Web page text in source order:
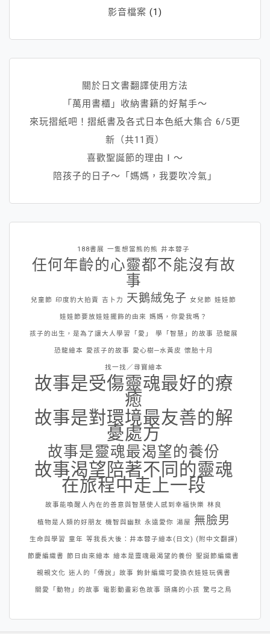
影音檔案 (1)
關於日文書翻譯使用方法
「萬用書櫃」收納書籍的好幫手～
來玩摺紙吧！摺紙書及各式日本色紙大集合 6/5更
新（共11頁）
喜歡聖誕節的理由Ⅰ～
陪孩子的日子～「媽媽，我要吹冷氣」
188書展 一隻想當熊的熊 井本蓉子
任何年齡的心靈都不能沒有故
事
兒童節 印度豹大拍賣 吉卜力 天鵝絨兔子 女兒節 娃娃節
娃娃節要放娃娃擺飾的由來 媽媽，你愛我嗎？
孩子的出生，是為了讓大人學習「愛」 學「智慧」的故事 恐龍展
恐龍繪本 愛孩子的故事 愛心樹─水黃皮 懷胎十月
找一找／尋寶繪本
故事是受傷靈魂最好的療
癒
故事是對環境最友善的解
憂處方
故事是靈魂最渴望的養份
故事渴望陪著不同的靈魂
在旅程中走上一段
故事能喚醒人內在的善意與智慧使人感到幸福快樂 林良
植物是人類的好朋友 機智與幽默 永遠愛你 湯屋 無臉男
生命與學習 童年 等我長大後：井本蓉子繪本(日文) (附中文翻譯)
節慶編織書 節日由來繪本 繪本是靈魂最渴望的養份 聖誕節編織書
親親文化 迷人的「傳說」故事 鉤針編織可愛換衣娃娃玩偶書
關愛「動物」的故事 電影動畫彩色故事 頭痛的小孩 驚弓之鳥